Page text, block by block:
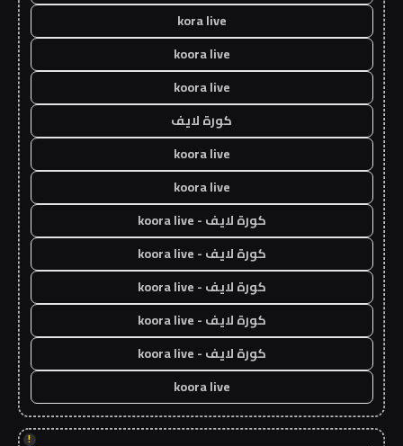
kora live
koora live
koora live
كورة لايف
koora live
koora live
كورة لايف - koora live
كورة لايف - koora live
كورة لايف - koora live
كورة لايف - koora live
كورة لايف - koora live
koora live
!